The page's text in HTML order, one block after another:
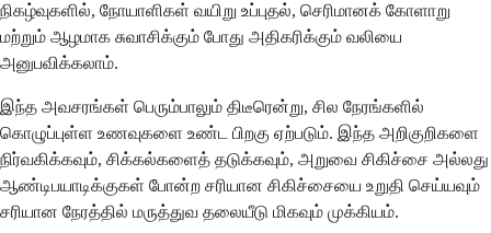
நிகழ்வுகளில், நோயாளிகள் வயிறு உப்புதல், செரிமானக் கோளாறு
மற்றும் ஆழமாக சுவாசிக்கும் போது அதிகரிக்கும் வலியை
அனுபவிக்கலாம்.
இந்த அவசரங்கள் பெரும்பாலும் திடீரென்று, சில நேரங்களில்
கொழுப்புள்ள உணவுகளை உண்ட பிறகு ஏற்படும். இந்த அறிகுறிகளை
நிர்வகிக்கவும், சிக்கல்களைத் தடுக்கவும், அறுவை சிகிச்சை அல்லது
ஆண்டிபயாடிக்குகள் போன்ற சரியான சிகிச்சையை உறுதி செய்யவும்
சரியான நேரத்தில் மருத்துவ தலையீடு மிகவும் முக்கியம்.